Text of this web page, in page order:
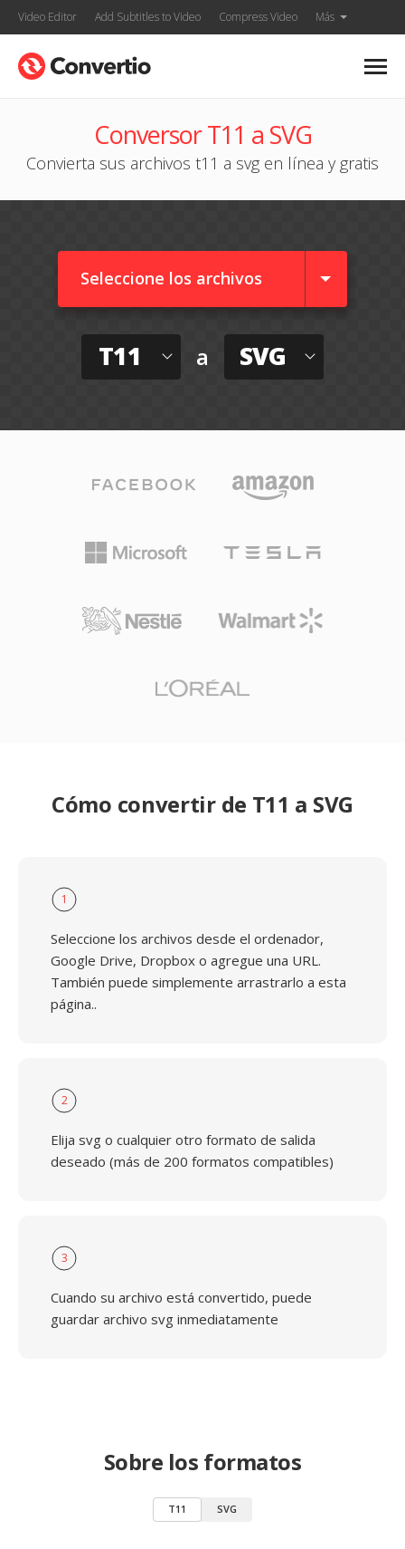
Video Editor Add Subtitles to Video Compress Video Más
Conversor T11 a SVG
Convierta sus archivos t11 a svg en línea y gratis
Seleccione los archivos
T11 a SVG
Cómo convertir de T11 a SVG
1
Seleccione los archivos desde el ordenador,
Google Drive, Dropbox o agregue una URL.
También puede simplemente arrastrarlo a esta
página..
2
Elija svg o cualquier otro formato de salida
deseado (más de 200 formatos compatibles)
3
Cuando su archivo está convertido, puede
guardar archivo svg inmediatamente
Sobre los formatos
T11 SVG